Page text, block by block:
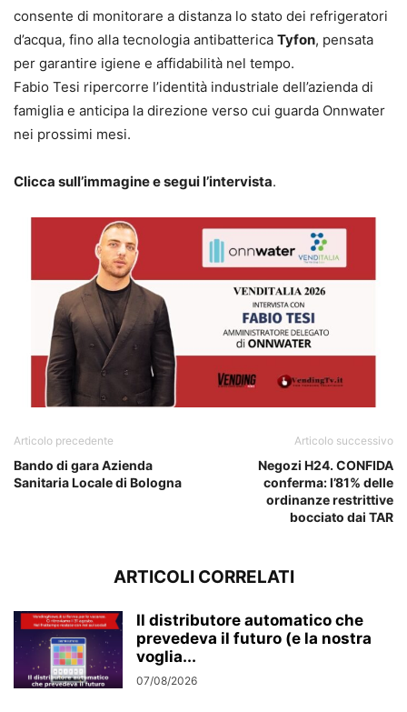
consente di monitorare a distanza lo stato dei refrigeratori
d’acqua, fino alla tecnologia antibatterica Tyfon, pensata
per garantire igiene e affidabilità nel tempo.
Fabio Tesi ripercorre l’identità industriale dell’azienda di
famiglia e anticipa la direzione verso cui guarda Onnwater
nei prossimi mesi.
Clicca sull’immagine e segui l’intervista.
Articolo precedente
Bando di gara Azienda
Sanitaria Locale di Bologna
Articolo successivo
Negozi H24. CONFIDA
conferma: l’81% delle
ordinanze restrittive
bocciato dai TAR
ARTICOLI CORRELATI
Il distributore automatico che
prevedeva il futuro (e la nostra
voglia...
07/08/2026